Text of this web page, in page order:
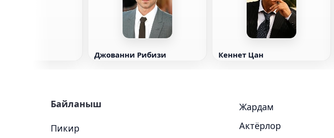
Джованни Рибизи Кеннет Цан
Байланыш
Пикир
Жардам
Актёрлор